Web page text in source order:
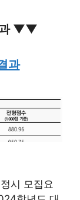
과 ▼▼
과
시 모집요